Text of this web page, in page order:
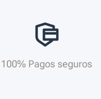
100% Pagos seguros